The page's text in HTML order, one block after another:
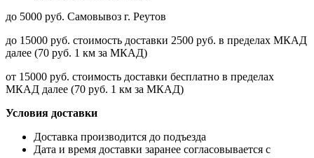
до 5000 руб. Самовывоз г. Реутов
до 15000 руб. стоимость доставки 2500 руб. в пределах МКАД
далее (70 руб. 1 км за МКАД)
от 15000 руб. стоимость доставки бесплатно в пределах
МКАД далее (70 руб. 1 км за МКАД)
Условия доставки
Доставка производится до подъезда
Дата и время доставки заранее согласовывается с